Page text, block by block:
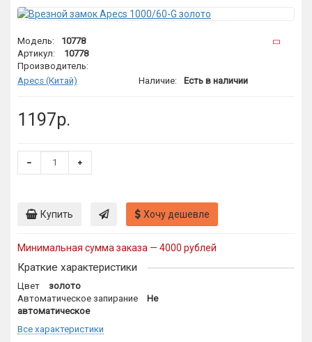
Модель:
10778
Артикул:
10778
Производитель:
Apecs (Китай)
Наличие: Есть в наличии
1197р.
Купить Хочу дешевле
Минимальная сумма заказа — 4000 рублей
Краткие характеристики
Цвет
золото
Автоматическое запирание
Не
автоматическое
Все характеристики